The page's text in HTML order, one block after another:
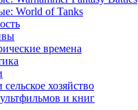
World of Tanks
времена
хозяйство
и книг